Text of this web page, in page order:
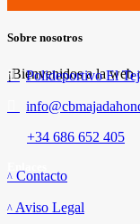
Sobre nosotros
¡Bienvenidos a la
Polideportivo El
+34 686 652 405
Contacto
Aviso Legal